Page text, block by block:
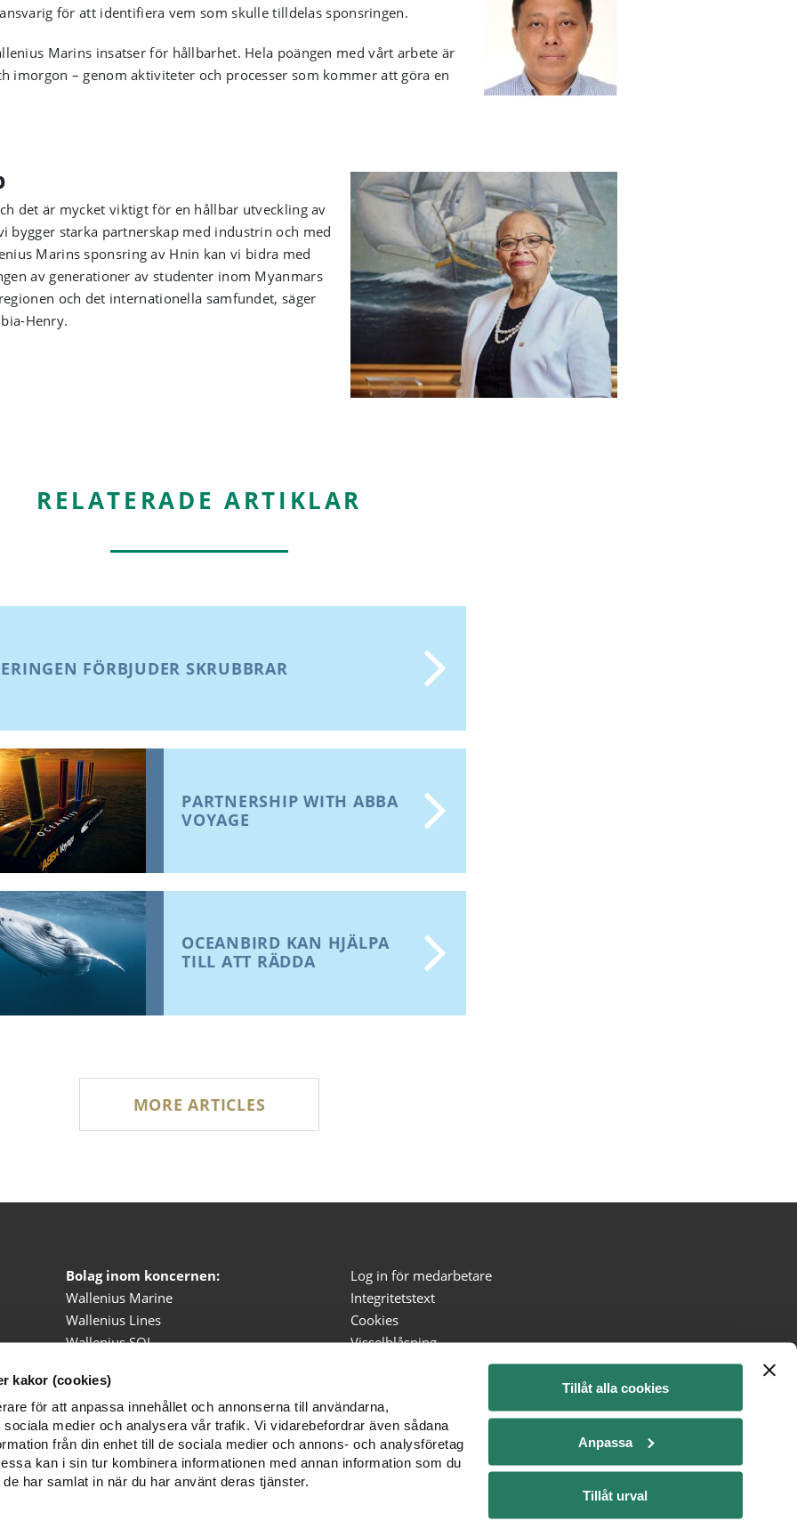
kakor (cookies)
för att anpassa innehållet och annonserna till användarna,
medier och analysera vår trafik. Vi vidarebefordrar även sådana
från din enhet till de sociala medier och annons- och analysföretag
kan i sin tur kombinera informationen med annan information som du
har samlat in när du har använt deras tjänster.
Tillåt alla cookies
Anpassa
Tillåt urval
för att identifiera vem som skulle tilldelas sponsringen.
Marins insatser för hållbarhet. Hela poängen med vårt arbete är
imorgon – genom aktiviteter och processer som kommer att göra en
det är mycket viktigt för en hållbar utveckling av
bygger starka partnerskap med industrin och med
Marins sponsring av Hnin kan vi bidra med
av generationer av studenter inom Myanmars
och det internationella samfundet, säger
Henry.
RELATERADE ARTIKLAR
FÖRBJUDER SKRUBBRAR
PARTNERSHIP WITH ABBA
VOYAGE
OCEANBIRD KAN HJÄLPA
TILL ATT RÄDDA
MORE ARTICLES
Bolag inom koncernen:
Wallenius Marine
Wallenius Lines
Wallenius SOL
Wallenius Water Innovation
Hässelby Hem
AB Cisterna
Menhammar Stuteri
Menhammar Gård
Log in för medarbetare
Integritetstext
Cookies
Visselblåsning